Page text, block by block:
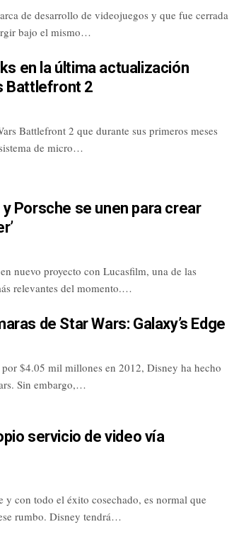
de desarrollo de videojuegos y que fue cerrada
bajo el mismo…
en la última actualización
Battlefront 2
Battlefront 2 que durante sus primeros meses
de micro…
Porsche se unen para crear
nuevo proyecto con Lucasfilm, una de las
relevantes del momento.…
de Star Wars: Galaxy’s Edge
$4.05 mil millones en 2012, Disney ha hecho
Sin embargo,…
servicio de video vía
y con todo el éxito cosechado, es normal que
rumbo. Disney tendrá…